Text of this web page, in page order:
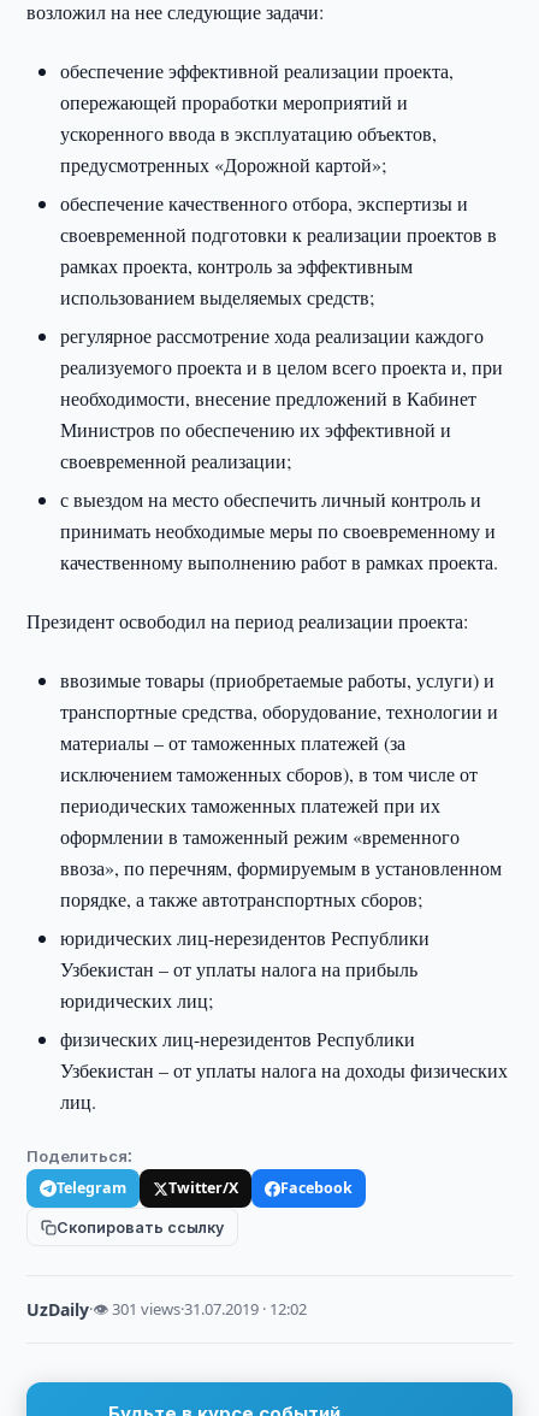
возложил на нее следующие задачи:
обеспечение эффективной реализации проекта,
опережающей проработки мероприятий и
ускоренного ввода в эксплуатацию объектов,
предусмотренных «Дорожной картой»;
обеспечение качественного отбора, экспертизы и
своевременной подготовки к реализации проектов в
рамках проекта, контроль за эффективным
использованием выделяемых средств;
регулярное рассмотрение хода реализации каждого
реализуемого проекта и в целом всего проекта и, при
необходимости, внесение предложений в Кабинет
Министров по обеспечению их эффективной и
своевременной реализации;
с выездом на место обеспечить личный контроль и
принимать необходимые меры по своевременному и
качественному выполнению работ в рамках проекта.
Президент освободил на период реализации проекта:
ввозимые товары (приобретаемые работы, услуги) и
транспортные средства, оборудование, технологии и
материалы – от таможенных платежей (за
исключением таможенных сборов), в том числе от
периодических таможенных платежей при их
оформлении в таможенный режим «временного
ввоза», по перечням, формируемым в установленном
порядке, а также автотранспортных сборов;
юридических лиц-нерезидентов Республики
Узбекистан – от уплаты налога на прибыль
юридических лиц;
физических лиц-нерезидентов Республики
Узбекистан – от уплаты налога на доходы физических
лиц.
Поделиться:
Telegram Twitter/X
Facebook
Скопировать ссылку
UzDaily·👁 301 views·31.07.2019 · 12:02